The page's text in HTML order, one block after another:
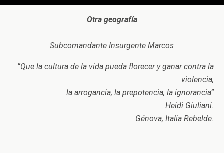
Otra geografía
Subcomandante Insurgente Marcos
“Que la cultura de la vida pueda florecer y ganar contra la
violencia,
la arrogancia, la prepotencia, la ignorancia”
Heidi Giuliani.
Génova, Italia Rebelde.